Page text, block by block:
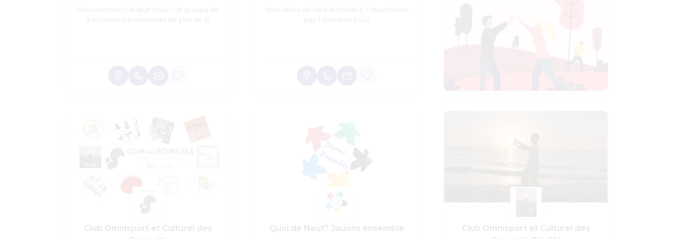
Nous sommes Carabat'Souk ! Un groupe de
percussions brésiliennes de plus de 15
Vous rêvez de faire du théâtre ? Vous n'osez
pas ? N'hesitez plus !
Club Omnisport et Culturel des
Quoi de Neuf? Jouons ensemble
Club Omnisport et Culturel des